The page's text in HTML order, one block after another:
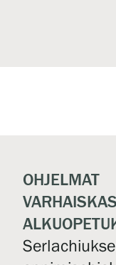
OHJELMAT